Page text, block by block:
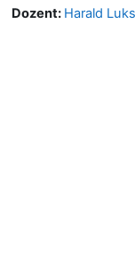
Dozent: Harald